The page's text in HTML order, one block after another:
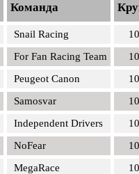
Команда
Snail Racing
10
For Fan Racing Team
10
Peugeot Canon
10
Samosvar
10
Independent Drivers
10
NoFear
10
MegaRace
10